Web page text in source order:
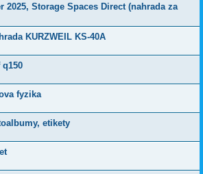
2025, Storage Spaces Direct (nahrada za
KURZWEIL KS-40A
fyzika
etikety